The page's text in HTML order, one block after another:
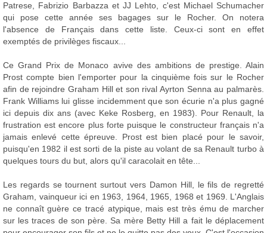
Patrese, Fabrizio Barbazza et JJ Lehto, c'est Michael Schumacher
qui pose cette année ses bagages sur le Rocher. On notera
l'absence de Français dans cette liste. Ceux-ci sont en effet
exemptés de privilèges fiscaux...
Ce Grand Prix de Monaco avive des ambitions de prestige. Alain
Prost compte bien l'emporter pour la cinquième fois sur le Rocher
afin de rejoindre Graham Hill et son rival Ayrton Senna au palmarès.
Frank Williams lui glisse incidemment que son écurie n'a plus gagné
ici depuis dix ans (avec Keke Rosberg, en 1983). Pour Renault, la
frustration est encore plus forte puisque le constructeur français n'a
jamais enlevé cette épreuve. Prost est bien placé pour le savoir,
puisqu'en 1982 il est sorti de la piste au volant de sa Renault turbo à
quelques tours du but, alors qu'il caracolait en tête...
Les regards se tournent surtout vers Damon Hill, le fils de regretté
Graham, vainqueur ici en 1963, 1964, 1965, 1968 et 1969. L'Anglais
ne connaît guère ce tracé atypique, mais est très ému de marcher
sur les traces de son père. Sa mère Betty Hill a fait le déplacement